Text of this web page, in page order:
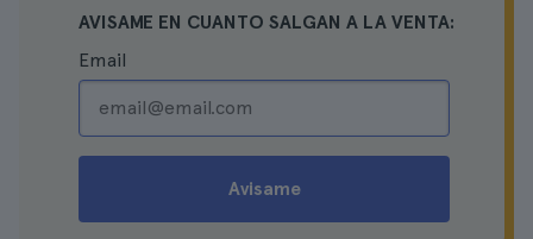
AVISAME EN CUANTO SALGAN A LA VENTA:
Email
Avisame